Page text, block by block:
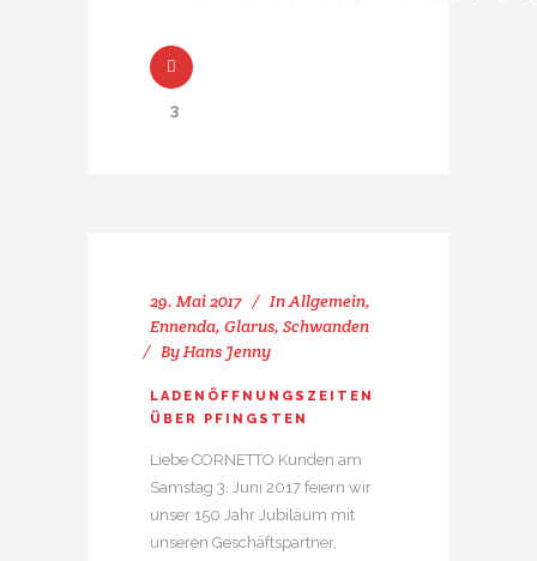
3
29. Mai 2017 InAllgemein,
Ennenda, Glarus, Schwanden
ByHans Jenny
LADENÖFFNUNGSZEITEN
ÜBER PFINGSTEN
Liebe CORNETTO Kunden am
Samstag 3. Juni 2017 feiern wir
unser 150 Jahr Jubiläum mit
unseren Geschäftspartner,